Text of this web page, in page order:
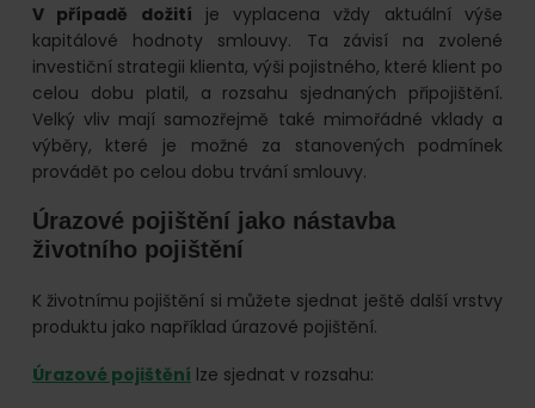
V případě dožití je vyplacena vždy aktuální výše
kapitálové hodnoty smlouvy. Ta závisí na zvolené
investiční strategii klienta, výši pojistného, které klient po
celou dobu platil, a rozsahu sjednaných připojištění.
Velký vliv mají samozřejmě také mimořádné vklady a
výběry, které je možné za stanovených podmínek
provádět po celou dobu trvání smlouvy.
Úrazové pojištění jako nástavba
životního pojištění
K životnímu pojištění si můžete sjednat ještě další vrstvy
produktu jako například úrazové pojištění.
Úrazové pojištění lze sjednat v rozsahu: